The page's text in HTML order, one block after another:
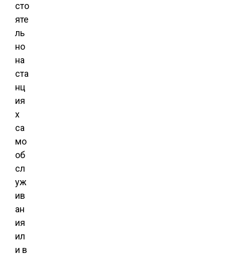
сто
яте
ль
но
на
ста
нц
ия
х
са
мо
об
сл
уж
ив
ан
ия
ил
и в